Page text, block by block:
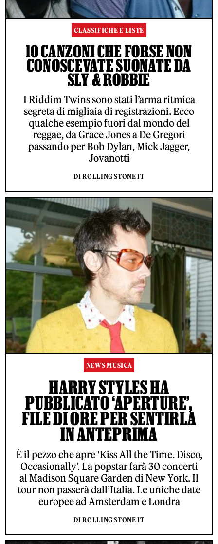
CLASSIFICHE E LISTE
10 CANZONI CHE FORSE NON
CONOSCEVATE SUONATE DA
SLY & ROBBIE
I Riddim Twins sono stati l’arma ritmica
segreta di migliaia di registrazioni. Ecco
qualche esempio fuori dal mondo del
reggae, da Grace Jones a De Gregori
passando per Bob Dylan, Mick Jagger,
Jovanotti
DI ROLLING STONE IT
NEWS MUSICA
HARRY STYLES HA
PUBBLICATO ‘APERTURE’,
FILE DI ORE PER SENTIRLA
IN ANTEPRIMA
È il pezzo che apre ‘Kiss All the Time. Disco,
Occasionally’. La popstar farà 30 concerti
al Madison Square Garden di New York. Il
tour non passerà dall’Italia. Le uniche date
europee ad Amsterdam e Londra
DI ROLLING STONE IT